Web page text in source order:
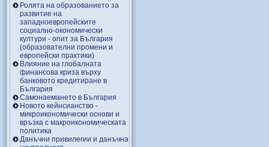
Ролята на образованието за
развитие на
западноевропейските
социално-окономически
култури - опит за България
(образователни промени и
европейски практики)
Влияние на глобалната
финансова криза върху
банковото кредитиране в
България
Самонаемането в България
Новото кейнсианство -
микроикономически основи и
връзка с макроикономическата
политика
Данъчни привилегии и данъчна